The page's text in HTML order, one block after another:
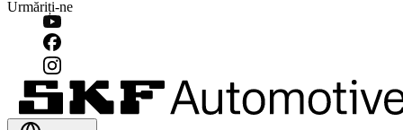
Urmăriți-ne